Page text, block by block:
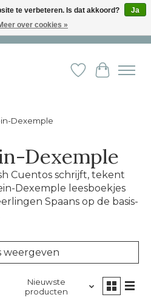
︱ Niet goed? Geld terug! ︱ Gratis
Verlanglijst
Dexemple
Dexemple
Cuentos schrijft, tekent
Dexemple leesboekjes
Spaans op de basis-
weergeven
Nieuwste
producten
te verbeteren. Is dat akkoord?
Ja
over cookies »